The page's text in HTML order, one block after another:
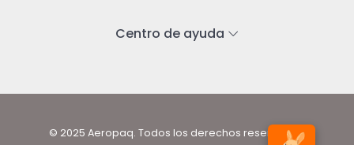
Centro de ayuda
© 2025 Aeropaq. Todos los derechos reservados.